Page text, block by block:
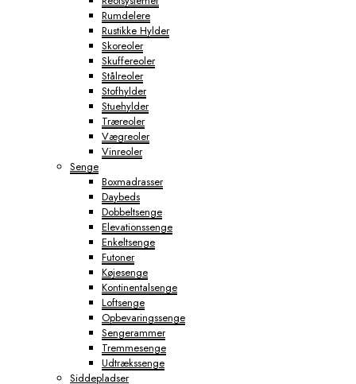
Rumdelere
Rustikke Hylder
Skoreoler
Skuffereoler
Stålreoler
Stofhylder
Stuehylder
Træreoler
Vægreoler
Vinreoler
Senge
Boxmadrasser
Daybeds
Dobbeltsenge
Elevationssenge
Enkeltsenge
Futoner
Køjesenge
Kontinentalsenge
Loftsenge
Opbevaringssenge
Sengerammer
Tremmesenge
Udtrækssenge
Siddepladser